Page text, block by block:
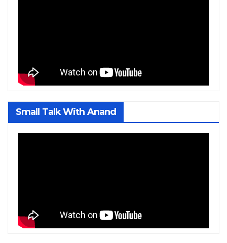
Small Talk With Anand